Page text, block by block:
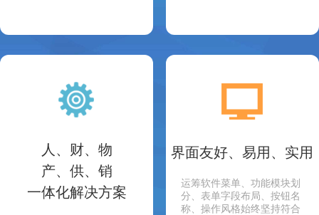
人、财、物
产、供、销
一体化解决方案
界面友好、易用、实用
运筹软件菜单、功能模块划
分、表单字段布局、按钮名
称、操作风格始终坚持符合